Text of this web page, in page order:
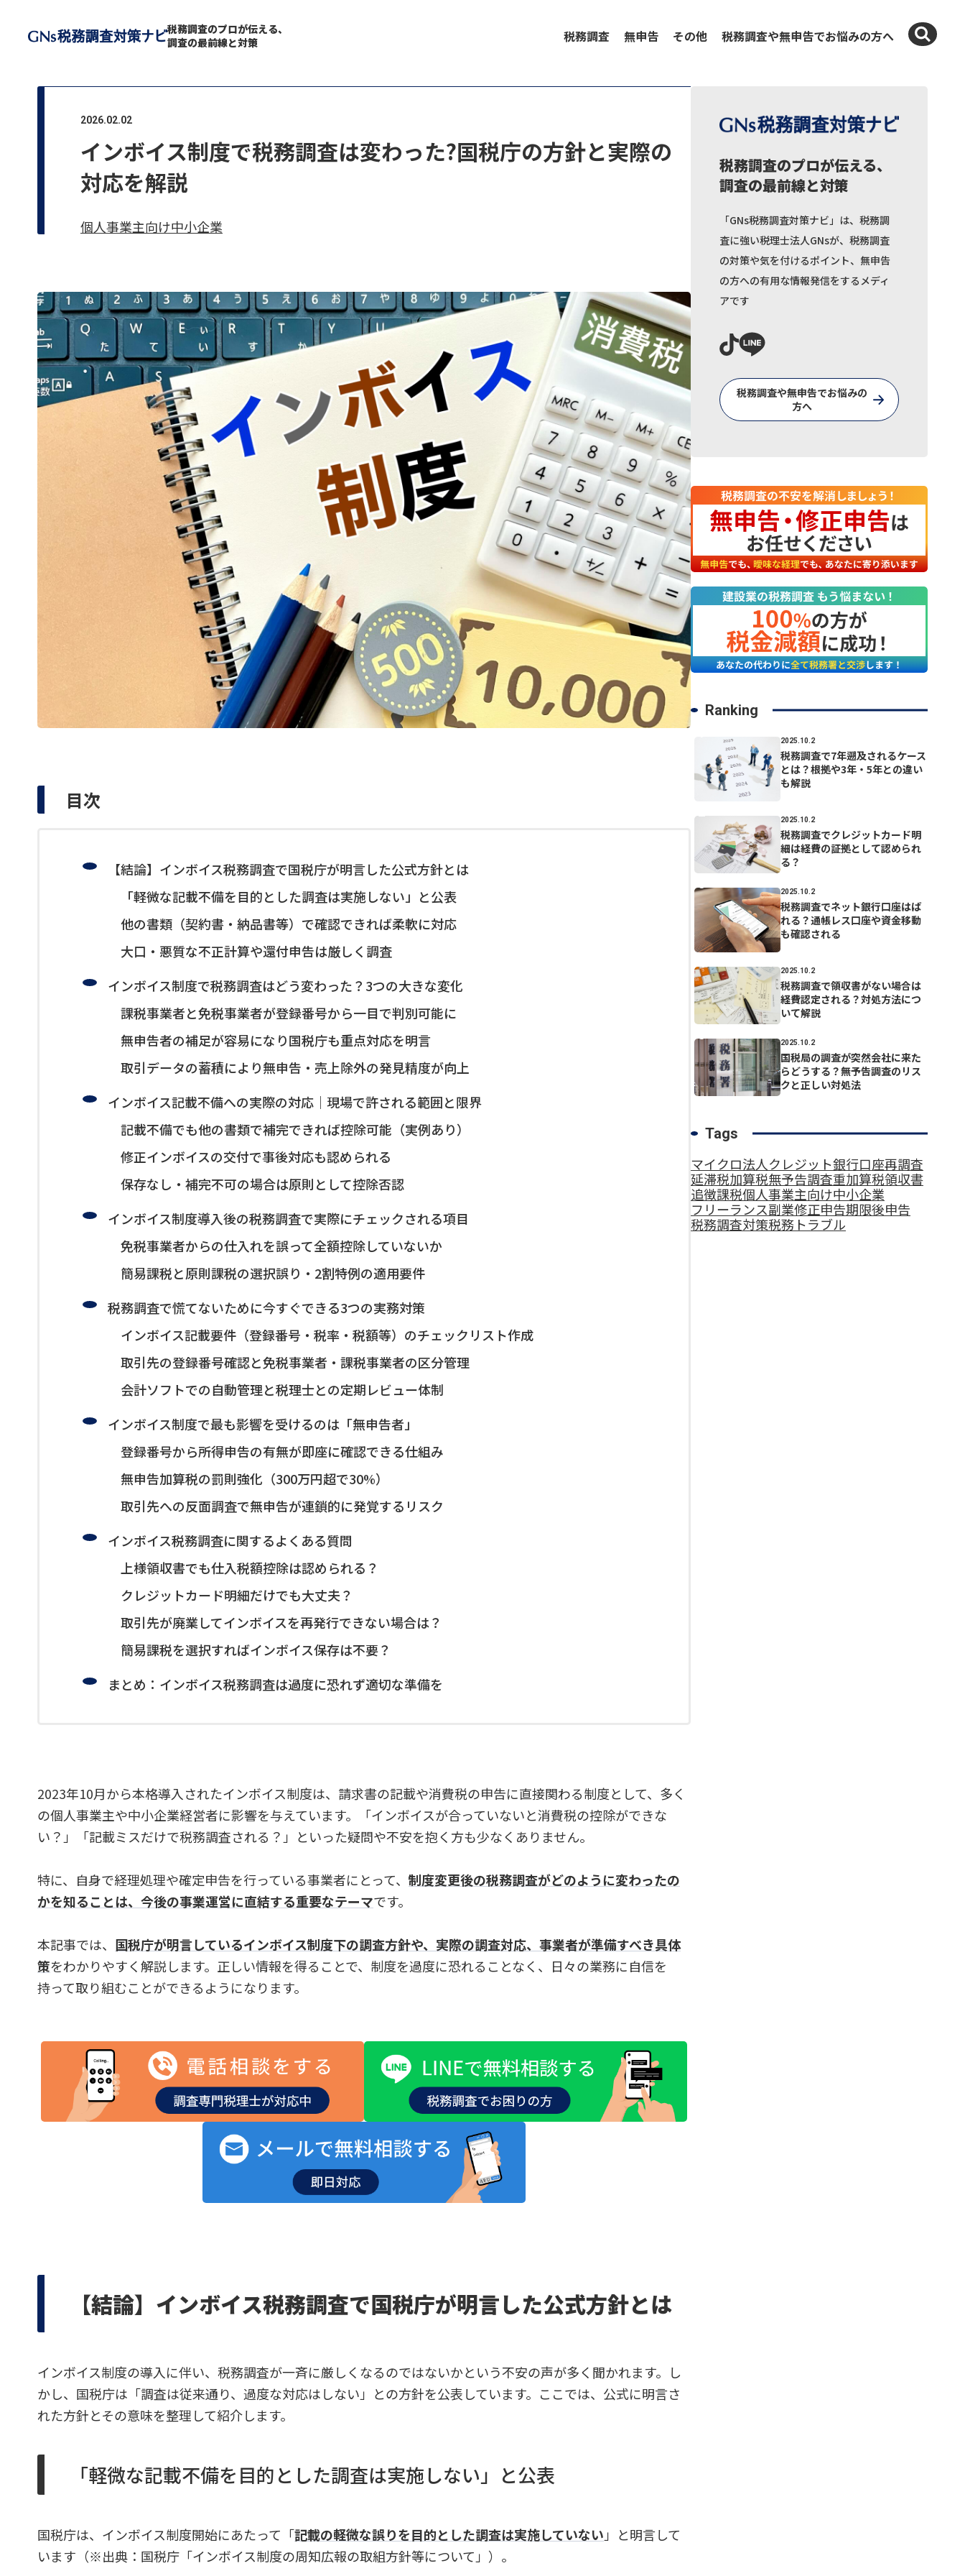
税務調査のプロが伝える、
調査の最前線と対策
税務調査 無申告 その他 税務調査や無申告でお悩みの方へ
2026.02.02
インボイス制度で税務調査は変わった?国税庁の方針と実際の
対応を解説
個人事業主向け中小企業
目次
【結論】インボイス税務調査で国税庁が明言した公式方針とは
「軽微な記載不備を目的とした調査は実施しない」と公表
他の書類（契約書・納品書等）で確認できれば柔軟に対応
大口・悪質な不正計算や還付申告は厳しく調査
インボイス制度で税務調査はどう変わった？3つの大きな変化
課税事業者と免税事業者が登録番号から一目で判別可能に
無申告者の補足が容易になり国税庁も重点対応を明言
取引データの蓄積により無申告・売上除外の発見精度が向上
インボイス記載不備への実際の対応｜現場で許される範囲と限界
記載不備でも他の書類で補完できれば控除可能（実例あり）
修正インボイスの交付で事後対応も認められる
保存なし・補完不可の場合は原則として控除否認
インボイス制度導入後の税務調査で実際にチェックされる項目
免税事業者からの仕入れを誤って全額控除していないか
簡易課税と原則課税の選択誤り・2割特例の適用要件
税務調査で慌てないために今すぐできる3つの実務対策
インボイス記載要件（登録番号・税率・税額等）のチェックリスト作成
取引先の登録番号確認と免税事業者・課税事業者の区分管理
会計ソフトでの自動管理と税理士との定期レビュー体制
インボイス制度で最も影響を受けるのは「無申告者」
登録番号から所得申告の有無が即座に確認できる仕組み
無申告加算税の罰則強化（300万円超で30%）
取引先への反面調査で無申告が連鎖的に発覚するリスク
インボイス税務調査に関するよくある質問
上様領収書でも仕入税額控除は認められる？
クレジットカード明細だけでも大丈夫？
取引先が廃業してインボイスを再発行できない場合は？
簡易課税を選択すればインボイス保存は不要？
まとめ：インボイス税務調査は過度に恐れず適切な準備を
2023年10月から本格導入されたインボイス制度は、請求書の記載や消費税の申告に直接関わる制度として、多く
の個人事業主や中小企業経営者に影響を与えています。「インボイスが合っていないと消費税の控除ができな
い？」「記載ミスだけで税務調査される？」といった疑問や不安を抱く方も少なくありません。
特に、自身で経理処理や確定申告を行っている事業者にとって、制度変更後の税務調査がどのように変わったの
かを知ることは、今後の事業運営に直結する重要なテーマです。
本記事では、 国税庁が明言しているインボイス制度下の調査方針や、実際の調査対応、事業者が準備すべき具体
策をわかりやすく解説します。正しい情報を得ることで、制度を過度に恐れることなく、日々の業務に自信を
持って取り組むことができるようになります。
【結論】インボイス税務調査で国税庁が明言した公式方針とは
インボイス制度の導入に伴い、税務調査が一斉に厳しくなるのではないかという不安の声が多く聞かれます。し
かし、国税庁は「調査は従来通り、過度な対応はしない」との方針を公表しています。ここでは、公式に明言さ
れた方針とその意味を整理して紹介します。
「軽微な記載不備を目的とした調査は実施しない」と公表
国税庁は、インボイス制度開始にあたって「記載の軽微な誤りを目的とした調査は実施していない 」と明言して
います（※出典：国税庁「インボイス制度の周知広報の取組方針等について」）。
税務調査のプロが伝える、
調査の最前線と対策
「GNs税務調査対策ナビ」は、税務調
査に強い税理士法人GNsが、税務調査
の対策や気を付けるポイント、無申告
の方への有用な情報発信をするメディ
アです
税務調査や無申告でお悩みの
方へ
Ranking
2025.10.2
税務調査で7年遡及されるケース
とは？根拠や3年・5年との違い
も解説
2025.10.2
税務調査でクレジットカード明
細は経費の証拠として認められ
る？
2025.10.2
税務調査でネット銀行口座はば
れる？通帳レス口座や資金移動
も確認される
2025.10.2
税務調査で領収書がない場合は
経費認定される？対処方法につ
いて解説
2025.10.2
国税局の調査が突然会社に来た
らどうする？無予告調査のリス
クと正しい対処法
Tags
マイクロ法人クレジット銀行口座再調査
延滞税加算税無予告調査重加算税領収書
追徴課税個人事業主向け中小企業
フリーランス副業修正申告期限後申告
税務調査対策税務トラブル